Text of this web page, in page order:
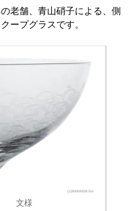
老舗、青山硝子による、側
ープグラスです。
文様